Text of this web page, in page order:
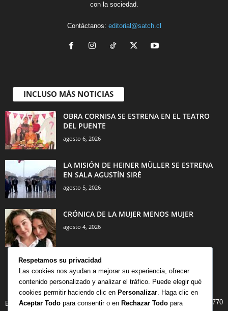
con la sociedad.
Contáctanos: editorial@satch.cl
INCLUSO MÁS NOTICIAS
OBRA CORNISA SE ESTRENA EN EL TEATRO
DEL PUENTE
agosto 6, 2026
LA MISIÓN DE HEINER MÜLLER SE ESTRENA
EN SALA AGUSTÍN SIRÉ
agosto 5, 2026
CRÓNICA DE LA MUJER MENOS MUJER
agosto 4, 2026
CATEGORÍA POPULAR
BIBLIOTECA 770
Respetamos su privacidad
Las cookies nos ayudan a mejorar su experiencia, ofrecer
contenido personalizado y analizar el tráfico. Puede elegir qué
cookies permitir haciendo clic en Personalizar . Haga clic en
Aceptar Todo para consentir o en Rechazar Todo para